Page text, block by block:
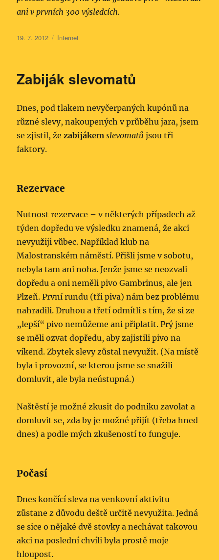
ani v prvních 300 výsledcích.
Publikováno:
19. 7. 2012 Rubriky:
Internet
Zabiják slevomatů
Dnes, pod tlakem nevyčerpaných kupónů na
různé slevy, nakoupených v průběhu jara, jsem
se zjistil, žezabijákem slevomatů jsou tři
faktory.
Rezervace
Nutnost rezervace – v některých případech až
týden dopředu ve výsledku znamená, že akci
nevyužiji vůbec. Například klub na
Malostranském náměstí. Přišli jsme v sobotu,
nebyla tam ani noha. Jenže jsme se neozvali
dopředu a oni neměli pivo Gambrinus, ale jen
Plzeň. První rundu (tři piva) nám bez problému
nahradili. Druhou a třetí odmítli s tím, že si ze
„lepší“ pivo nemůžeme ani připlatit. Prý jsme
se měli ozvat dopředu, aby zajistili pivo na
víkend. Zbytek slevy zůstal nevyužit. (Na místě
byla i provozní, se kterou jsme se snažili
domluvit, ale byla neústupná.)
Naštěstí je možné zkusit do podniku zavolat a
domluvit se, zda by je možné přijít (třeba hned
dnes) a podle mých zkušeností to funguje.
Počasí
Dnes končící sleva na venkovní aktivitu
zůstane z důvodu deště určitě nevyužita. Jedná
se sice o nějaké dvě stovky a nechávat takovou
akci na poslední chvíli byla prostě moje
hloupost.